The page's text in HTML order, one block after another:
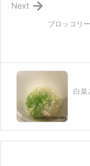
ブロッコリ
Next
白菜